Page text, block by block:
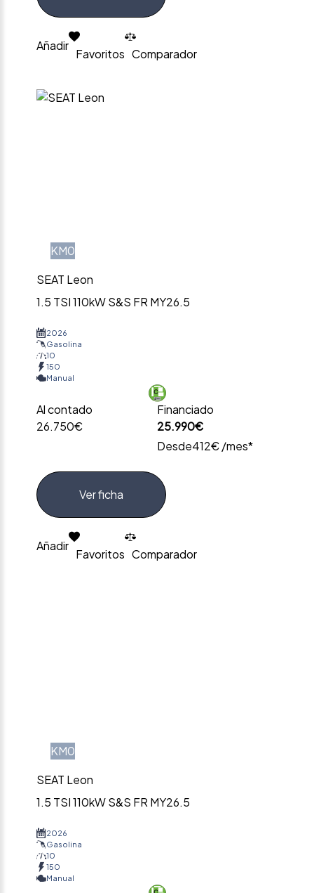
Añadir
Favoritos Comparador
KM0
SEAT Leon
1.5 TSI 110kW S&S FR MY26.5
2026
Gasolina
10
150
Manual
Al contado
26.750€
Financiado
25.990€
Desde412€ /mes*
Ver ficha
Añadir
Favoritos Comparador
KM0
SEAT Leon
1.5 TSI 110kW S&S FR MY26.5
2026
Gasolina
10
150
Manual